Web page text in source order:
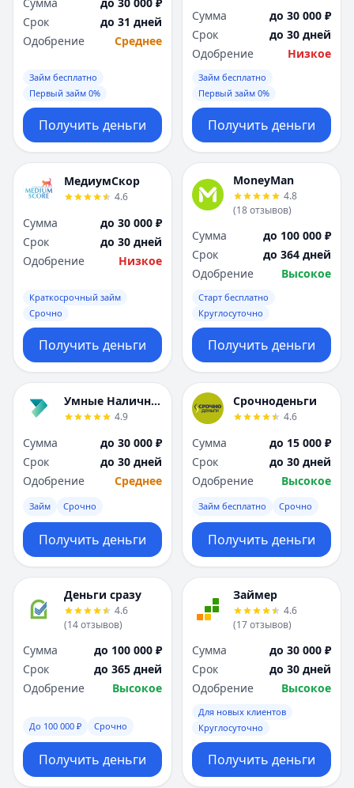
Тюмень
У
Уфа
Х
Хабаровск
Ч
Чебоксары
Челябинск
Чита
Я
Ярославль
Вся Россия
Тюмень
У
Уфа
Х
Хабаровск
Ч
Чебоксары
Челябинск
Чита
Я
Ярославль
Вся Россия
Срок
до 31 дней
Одобрение
Среднее
Займ бесплатно
Первый займ 0%
Получить деньги
Сумма
до 30 000 ₽
Срок
до 30 дней
Одобрение
Низкое
Займ бесплатно
Первый займ 0%
Получить деньги
МедиумСкор
4.6
Сумма
до 30 000 ₽
Срок
до 30 дней
Одобрение
Низкое
Краткосрочный займ
Срочно
Получить деньги
MoneyMan
4.8
(18отзывов)
Сумма
до 100 000 ₽
Срок
до 364 дней
Одобрение
Высокое
Старт бесплатно
Круглосуточно
Получить деньги
Умные Наличные
4.9
Сумма
до 30 000 ₽
Срок
до 30 дней
Одобрение
Среднее
Займ Срочно
Получить деньги
Срочноденьги
4.6
Сумма
до 15 000 ₽
Срок
до 30 дней
Одобрение
Высокое
Займ бесплатно Срочно
Получить деньги
Деньги сразу
4.6
(14отзывов)
Сумма
до 100 000 ₽
Срок
до 365 дней
Одобрение
Высокое
До 100 000 ₽ Срочно
Получить деньги
Займер
4.6
(17отзывов)
Сумма
до 30 000 ₽
Срок
до 30 дней
Одобрение
Высокое
Для новых клиентов
Круглосуточно
Получить деньги